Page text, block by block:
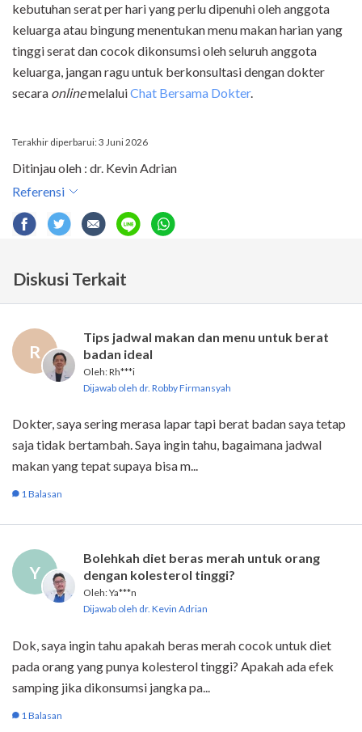
kebutuhan serat per hari yang perlu dipenuhi oleh anggota
keluarga atau bingung menentukan menu makan harian yang
tinggi serat dan cocok dikonsumsi oleh seluruh anggota
keluarga, jangan ragu untuk berkonsultasi dengan dokter
secara onlinemelaluiChat Bersama Dokter.
Terakhir diperbarui: 3 Juni 2026